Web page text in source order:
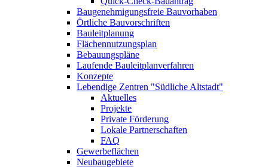
Baugenehmigungsfreie Bauvorhaben
Örtliche Bauvorschriften
Bauleitplanung
Flächennutzungsplan
Bebauungspläne
Laufende Bauleitplanverfahren
Konzepte
Lebendige Zentren "Südliche Altstadt"
Aktuelles
Projekte
Private Förderung
Lokale Partnerschaften
FAQ
Gewerbeflächen
Neubaugebiete